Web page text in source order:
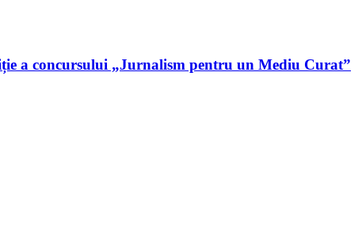
a concursului „Jurnalism pentru un Mediu Curat”